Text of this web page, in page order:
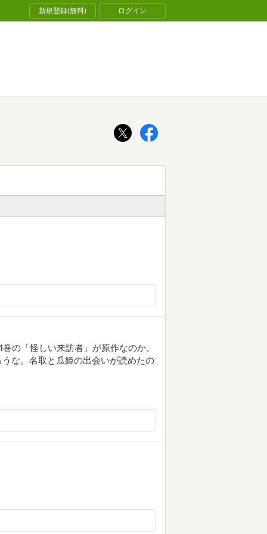
新規登録(無料) ログイン
の「怪しい来訪者」が原作なのか。
な。名取と瓜姫の出会いが読めたの